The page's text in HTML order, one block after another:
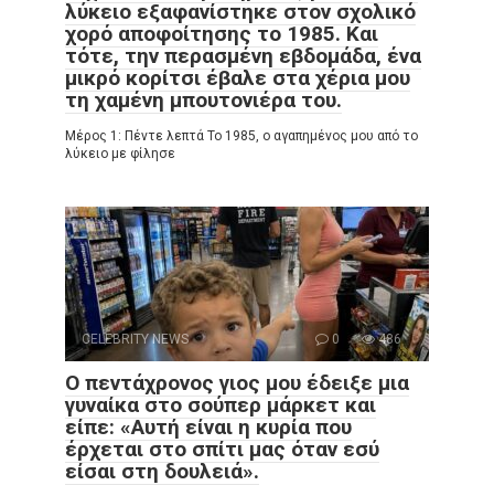
λύκειο εξαφανίστηκε στον σχολικό
χορό αποφοίτησης το 1985. Και
τότε, την περασμένη εβδομάδα, ένα
μικρό κορίτσι έβαλε στα χέρια μου
τη χαμένη μπουτονιέρα του.
Μέρος 1: Πέντε λεπτά Το 1985, ο αγαπημένος μου από το
λύκειο με φίλησε
CELEBRITY NEWS 0 486
Ο πεντάχρονος γιος μου έδειξε μια
γυναίκα στο σούπερ μάρκετ και
είπε: «Αυτή είναι η κυρία που
έρχεται στο σπίτι μας όταν εσύ
είσαι στη δουλειά».